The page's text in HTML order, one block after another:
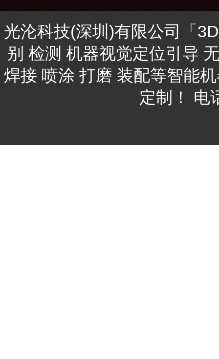
光沦科技(深圳)有限公司「
别 检测 机器视觉定位引导
焊接 喷涂 打磨 装配等智能
定制！ 电